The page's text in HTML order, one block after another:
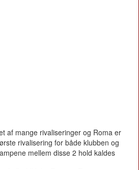
af mange rivaliseringer og Roma er
rivalisering for både klubben og
mellem disse 2 hold kaldes